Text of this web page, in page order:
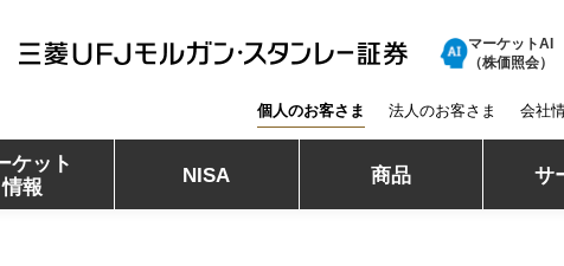
三菱ＵＦＪモルガン・スタンレー証券
マーケットAI
（株価照会）
ケット
情報
NISA 商品 サ
個人のお客さま 法人のお客さま 会社